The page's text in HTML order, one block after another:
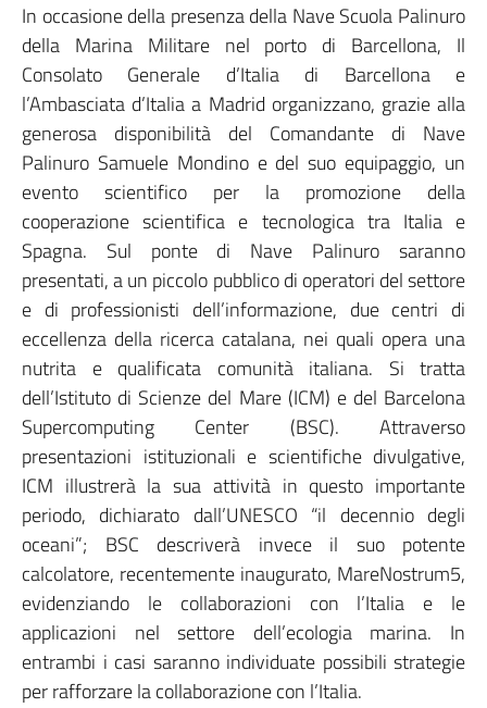
In occasione della presenza della Nave Scuola Palinuro
della Marina Militare nel porto di Barcellona, Il
Consolato Generale d’Italia di Barcellona e
l’Ambasciata d’Italia a Madrid organizzano, grazie alla
generosa disponibilità del Comandante di Nave
Palinuro Samuele Mondino e del suo equipaggio, un
evento scientifico per la promozione della
cooperazione scientifica e tecnologica tra Italia e
Spagna. Sul ponte di Nave Palinuro saranno
presentati, a un piccolo pubblico di operatori del settore
e di professionisti dell’informazione, due centri di
eccellenza della ricerca catalana, nei quali opera una
nutrita e qualificata comunità italiana. Si tratta
dell’Istituto di Scienze del Mare (ICM) e del Barcelona
Supercomputing Center (BSC). Attraverso
presentazioni istituzionali e scientifiche divulgative,
ICM illustrerà la sua attività in questo importante
periodo, dichiarato dall’UNESCO “il decennio degli
oceani”; BSC descriverà invece il suo potente
calcolatore, recentemente inaugurato, MareNostrum5,
evidenziando le collaborazioni con l’Italia e le
applicazioni nel settore dell’ecologia marina. In
entrambi i casi saranno individuate possibili strategie
per rafforzare la collaborazione con l’Italia.